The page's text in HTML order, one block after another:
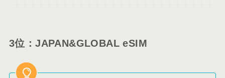
3位：JAPAN&GLOBAL eSIM